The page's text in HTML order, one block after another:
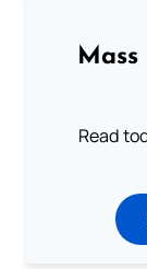
Mass
Read